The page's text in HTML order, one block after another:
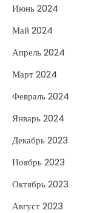
Июнь 2024
Май 2024
Апрель 2024
Март 2024
Февраль 2024
Январь 2024
Декабрь 2023
Ноябрь 2023
Октябрь 2023
Август 2023